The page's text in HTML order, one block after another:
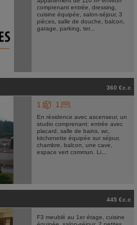
comprenant entrée, dressing,
cuisine équipée, salon-séjour, 3
pièces, salle de douche, balcon,
garage, parking, ter...
360 €c.c
1 1
En résidence avec ascenseur, un
studio comprenant: entrée avec
placard, salle de bains, wc,
kitchenette équipée sur séjour,
chambre, balcon, une cave,
espace vert commun. Li...
445 €c.c
F3 meublé au 1er étage, cuisine